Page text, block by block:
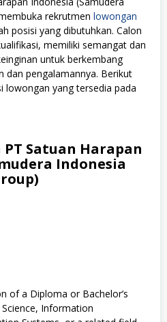
rekrutmen lowongan
posisi yang dibutuhkan. Calon
memiliki semangat dan
untuk berkembang
dan pengalamannya. Berikut
lowongan yang tersedia pada
Satuan Harapan
Indonesia
of a Diploma or Bachelor’s
Information